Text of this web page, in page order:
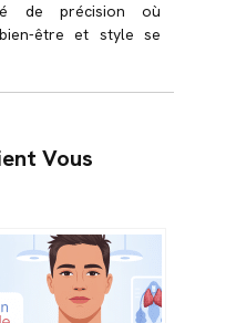
de précision où
être et style se
Vous